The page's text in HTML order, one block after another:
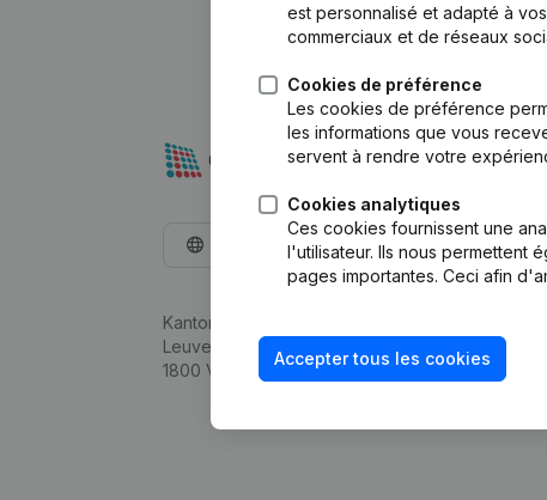
est personnalisé et adapté à
commerciaux et de réseaux
Cookies de préférence
Les cookies de préférence
les informations que vous
servent à rendre votre
Cookies analytiques
Ces cookies fournissent une
l'utilisateur. Ils nous permettent
pages importantes. Ceci afin
Accepter tous les cookies
Français
Kantorenpark Everest
Leuvensesteenweg 248D,
1800 Vilvoorde